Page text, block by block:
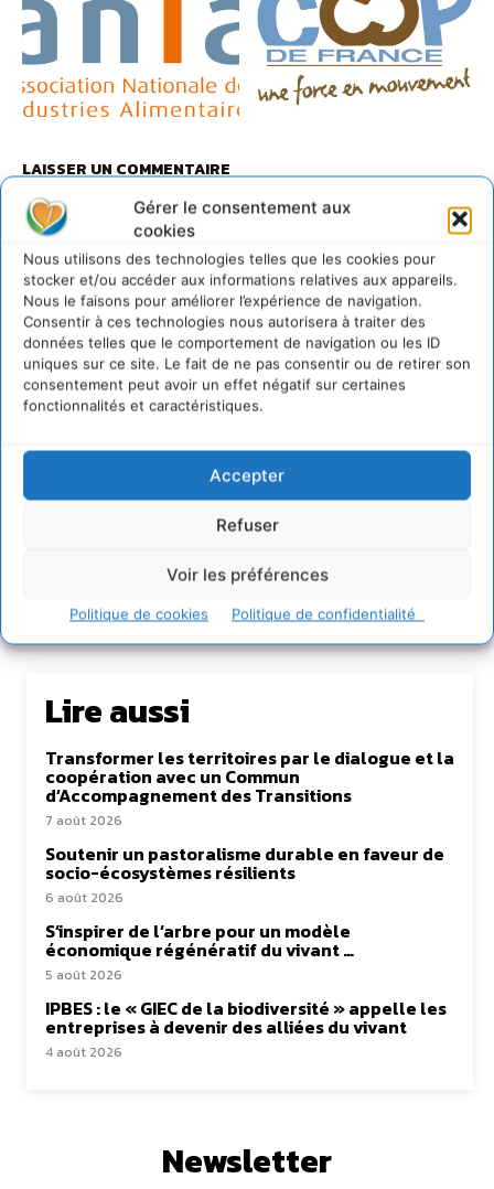
Gérer le consentement aux
cookies
Nous utilisons des technologies telles que les cookies pour
stocker et/ou accéder aux informations relatives aux appareils.
Nous le faisons pour améliorer l’expérience de navigation.
Consentir à ces technologies nous autorisera à traiter des
données telles que le comportement de navigation ou les ID
uniques sur ce site. Le fait de ne pas consentir ou de retirer son
consentement peut avoir un effet négatif sur certaines
fonctionnalités et caractéristiques.
Accepter
Refuser
Voir les préférences
Politique de cookies Politique de confidentialité
LAISSER UN COMMENTAIRE
CONNECTER POUR LAISSER UN COMMENTAIRE
Rédaction Cdurable
https:/cdurable.info
Lire aussi
Transformer les territoires par le dialogue et la
coopération avec un Commun
d’Accompagnement des Transitions
7 août 2026
Soutenir un pastoralisme durable en faveur de
socio-écosystèmes résilients
6 août 2026
S’inspirer de l’arbre pour un modèle
économique régénératif du vivant …
5 août 2026
IPBES : le « GIEC de la biodiversité » appelle les
entreprises à devenir des alliées du vivant
4 août 2026
Newsletter